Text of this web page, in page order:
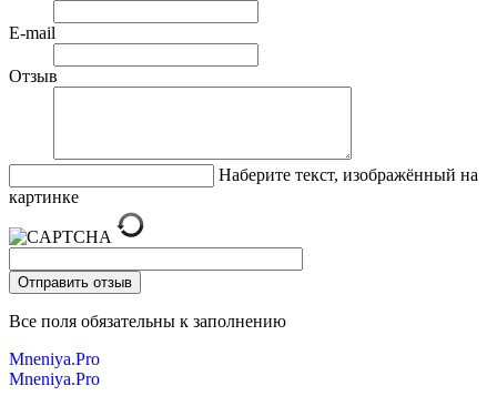
E-mail
Отзыв
Наберите текст, изображённый на
картинке
Все поля обязательны к заполнению
Mneniya.Pro
Mneniya.Pro